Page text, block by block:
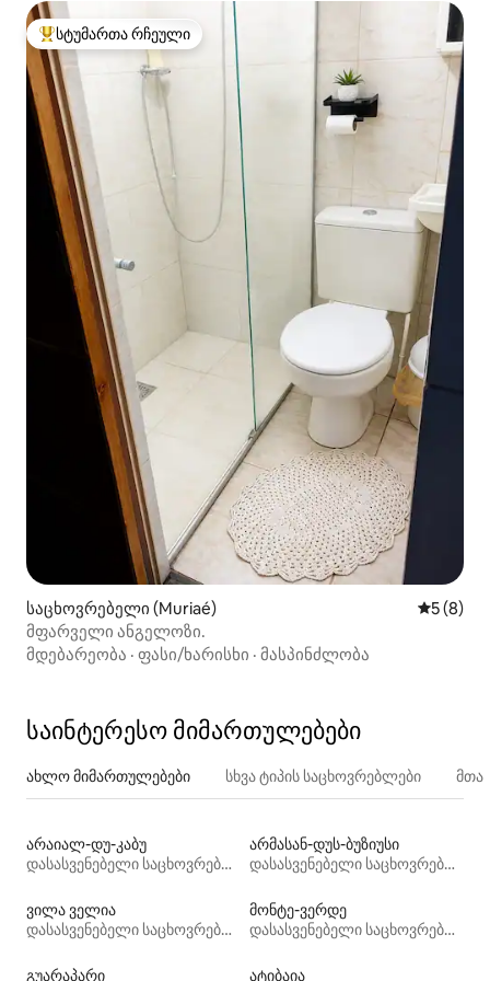
სტუმართა რჩეული მოწინავე ვარიანტი
სტუმართა რჩეული
საცხოვრებელი (Muriaé) საშუალო
5 (8)
მფარველი ანგელოზი.
მდებარეობა · ფასი/ხარისხი · მასპინძლობა
საინტერესო მიმართულებები
ახლო მიმართულებები სხვა ტიპის საცხოვრებლები
არაიალ-დუ-კაბუ
დასასვენებელი საცხოვრებლები
არმასან-დუს-ბუზიუსი
დასასვენებელი საცხოვრებლები
ვილა ველია
დასასვენებელი საცხოვრებლები
მონტე-ვერდე
დასასვენებელი საცხოვრებლები
გუარაპარი ატიბაია